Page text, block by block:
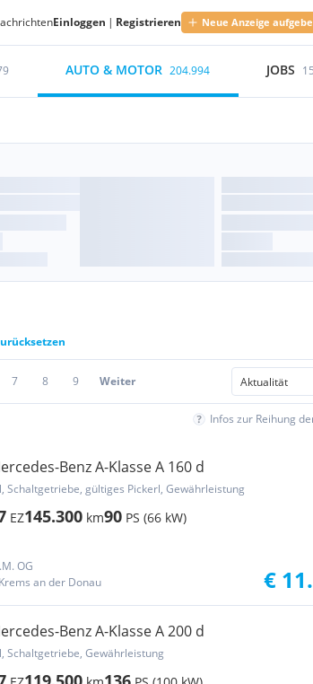
Einloggen | Registrieren Neue Anzeige
AUTO & MOTOR 204.994 JOBS
7 8 9 Weiter
Infos zur Reihung
Benz A-Klasse A 160 d
Schaltgetriebe, gültiges Pickerl, Gewährleistung
EZ145.300 km90 PS (66 kW)
OG
an der Donau
€
Benz A-Klasse A 200 d
Schaltgetriebe, Gewährleistung